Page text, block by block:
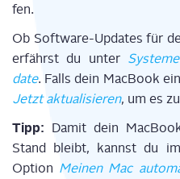
fen.
Ob Soft­ware-Updates für
erfährst du unter
date. Fallsdein Mac­Book
Jetzt aktua­li­sie­ren, um es
Tipp: Damit dein
Stand bleibt, kannst du
Opti­on Mei­nen Mac